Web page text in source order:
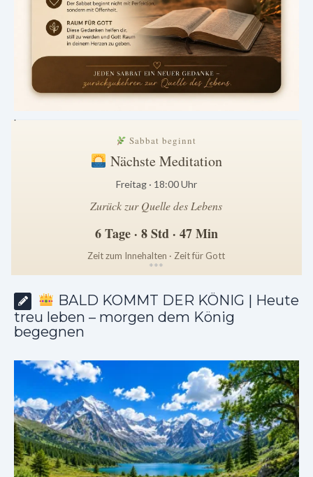
.
Sabbat beginnt
Nächste Meditation
Freitag · 18:00 Uhr
Zurück zur Quelle des Lebens
6 Tage · 8 Std · 47 Min
Zeit zum Innehalten · Zeit für Gott
***
BALD KOMMT DER KÖNIG | Heute
treu leben – morgen dem König
begegnen